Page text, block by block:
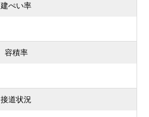
建ぺい率
容積率
接道状況